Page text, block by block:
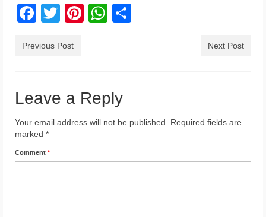
Facebook
TwitterPinterest
WhatsApp
Previous Post Next Post
Leave a Reply
Your email address will not be published. Required fields are
marked *
Comment *